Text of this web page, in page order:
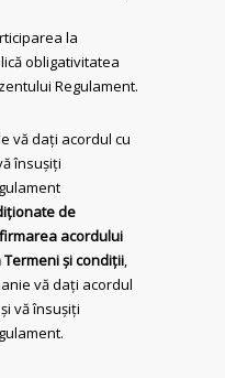
la
obligativitatea
Regulament.
vă dați acordul cu
însușiți
de
acordului
și condiții,
vă dați acordul
vă însușiți